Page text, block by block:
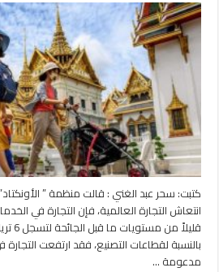
كتبت: سحر عبد الغني : قالت منظمة ”
انتعاش التجارة العالمية، فإن التجارة في
بالنسبة لقطاعات التصنيع، فقد ارتفعت التجارة
مدعومة …